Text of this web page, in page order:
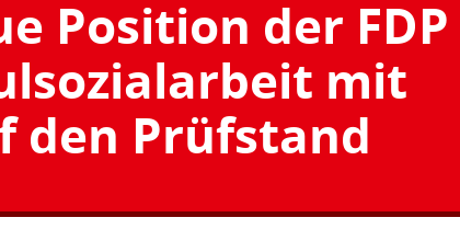
Position der FDP
mit
den Prüfstand